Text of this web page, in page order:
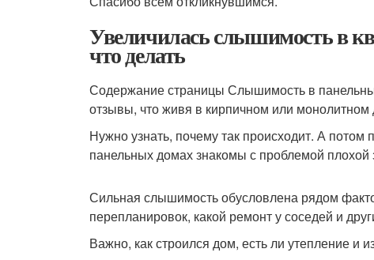
Увеличилась слышимость в
что делать
Содержание страницы Слышимость в
отзывы, что живя в кирпичном или
Нужно узнать, почему так происходит. А
панельных домах знакомы с проблемой плохой
Сильная слышимость обусловлена рядом
перепланировок, какой ремонт у соседей и
Важно, как строился дом, есть ли утепление и